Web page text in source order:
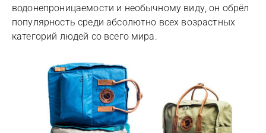
водонепроницаемости и необычному виду, он обрёл
популярность среди абсолютно всех возрастных
категорий людей со всего мира.